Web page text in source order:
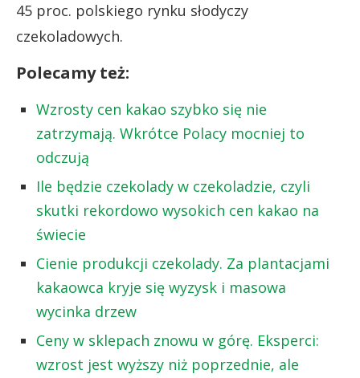
45 proc. polskiego rynku słodyczy
czekoladowych.
Polecamy też:
Wzrosty cen kakao szybko się nie
zatrzymają. Wkrótce Polacy mocniej to
odczują
Ile będzie czekolady w czekoladzie, czyli
skutki rekordowo wysokich cen kakao na
świecie
Cienie produkcji czekolady. Za plantacjami
kakaowca kryje się wyzysk i masowa
wycinka drzew
Ceny w sklepach znowu w górę. Eksperci:
wzrost jest wyższy niż poprzednie, ale